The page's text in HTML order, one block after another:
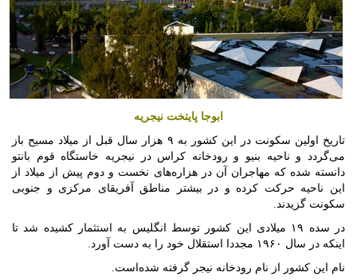
ابوجا پایتخت نیجریه
تاریخ اولین سکونت در این کشور به ۹ هزار سال قبل از میلاد مسیح باز
می‌گردد و ناحیه بنیو و رودخانه کراس در نیجریه خاستگاه قوم بانتو
دانسته شده که مهاجران آن در هزاره‌های نخست و دوم پیش از میلاد از
این ناحیه حرکت کرده و در بیشتر مناطق آفریقای مرکزی و جنوبی
سکونت گزیدند.
در سده ۱۹ میلادی این کشور توسط انگلیس به استثمار کشیده شد تا
اینکه در سال ۱۹۶۰ مجددا استقلال خود را به دست آورد.
نام این کشور از نام رودخانه نیجر گرفته شده‌است.